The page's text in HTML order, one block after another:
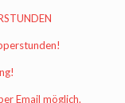
Email möglich.